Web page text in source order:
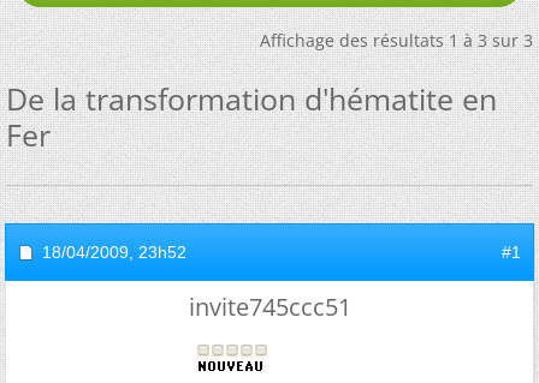
Affichage des résultats 1 à 3 sur 3
De la transformation d'hématite en
Fer
18/04/2009, 23h52 #1
invite745ccc51